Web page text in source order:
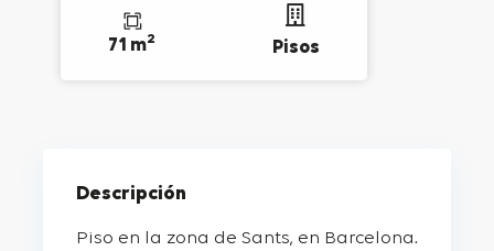
71 m2 Pisos
Descripción
Piso en la zona de Sants, en Barcelona.